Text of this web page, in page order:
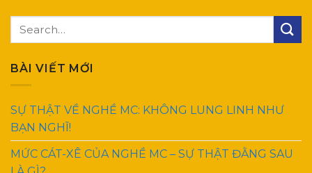
BÀI VIẾT MỚI
SỰ THẬT VỀ NGHỀ MC: KHÔNG LUNG LINH NHƯ
BẠN NGHĨ!
MỨC CÁT-XÊ CỦA NGHỀ MC – SỰ THẬT ĐẰNG SAU